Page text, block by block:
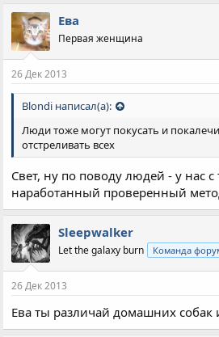
намордников?
4. Почему я должна фильтровать
велосипеде, сиключая частный сектор,
из под забора выскочит чей-то
5. Почему, я должна страдать в
пассажиров?
6. Почему мне стало необходимостью
балончик от собак???
Народ, кто любит животных -
домах, следите за тем, чтобы ваше
выбегало на улицу, подвергайте риску
детей. Ешьте на здоровье глисты
общение со своим питомцем
рекомендацией: "Он не кусется, он еще
маленький! проходите......!"
п
а
т
и
:
Ева
Первая женщина
26 Дек 2013
Blondi написал(а):
Люди тоже могут покусать и
отстреливать всех
Свет, ну по поводу людей - у нас с
наработанный проверенный
Sleepwalker
Let the galaxy burn Команда
26 Дек 2013
Ева ты различай домашних собак